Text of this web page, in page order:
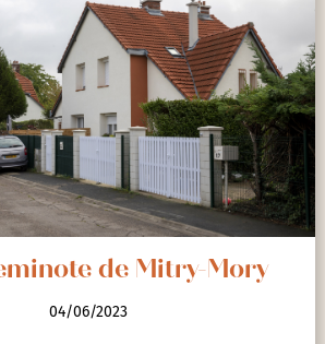
de Mitry-Mory
04/06/2023